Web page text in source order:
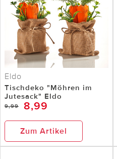
Eldo
Tischdeko "Möhren im
Jutesack" Eldo
9,99 8,99
Zum Artikel